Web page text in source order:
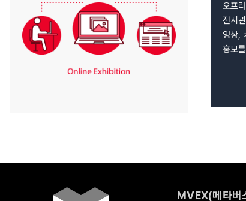
오프
전시
영상,
홍보
MVEX(메타버